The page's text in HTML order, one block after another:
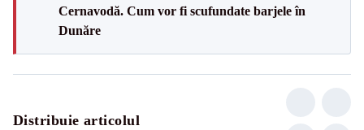
Cernavodă. Cum vor fi scufundate barjele în
Dunăre
Distribuie articolul